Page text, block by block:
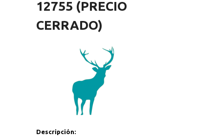
12755 (PRECIO
CERRADO)
Descripción: